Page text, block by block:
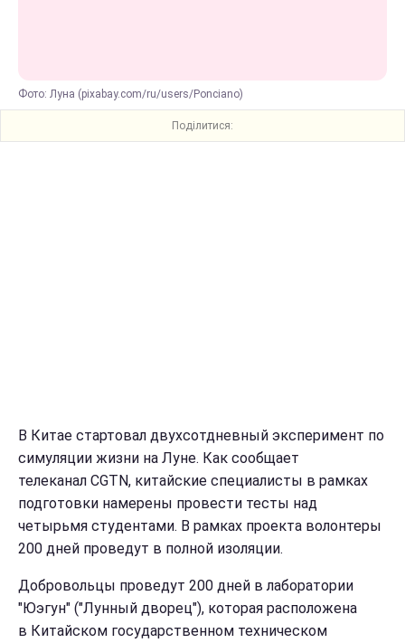
Фото: Луна (pixabay.com/ru/users/Ponciano)
Поділитися:
В Китае стартовал двухсотдневный эксперимент по
симуляции жизни на Луне. Как сообщает
телеканал CGTN, китайские специалисты в рамках
подготовки намерены провести тесты над
четырьмя студентами. В рамках проекта волонтеры
200 дней проведут в полной изоляции.
Добровольцы проведут 200 дней в лаборатории
"Юэгун" ("Лунный дворец"), которая расположена
в Китайском государственном техническом